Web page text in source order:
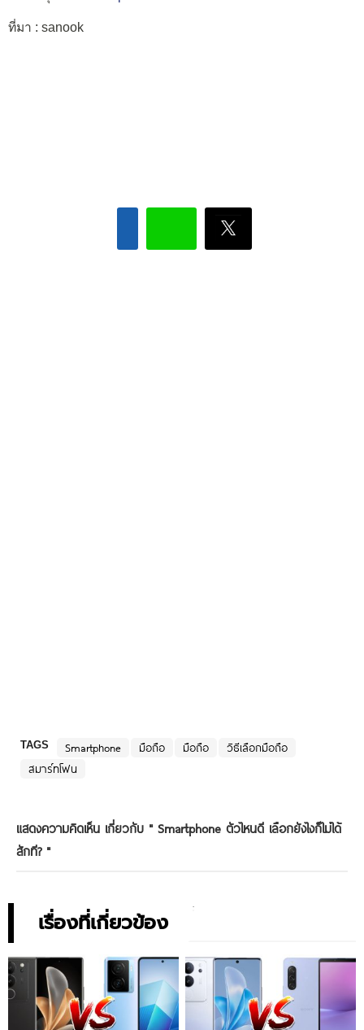
ที่มา : sanook
TAGS Smartphone มือถือ มือถือ
วิธีเลือกมือถือ
สมาร์ทโฟน
แสดงความคิดเห็น เกี่ยวกับ " Smartphone ตัวไหนดี เลือกยังไงก็ไม่ได้
สักที?"
เรื่องที่เกี่ยวข้อง